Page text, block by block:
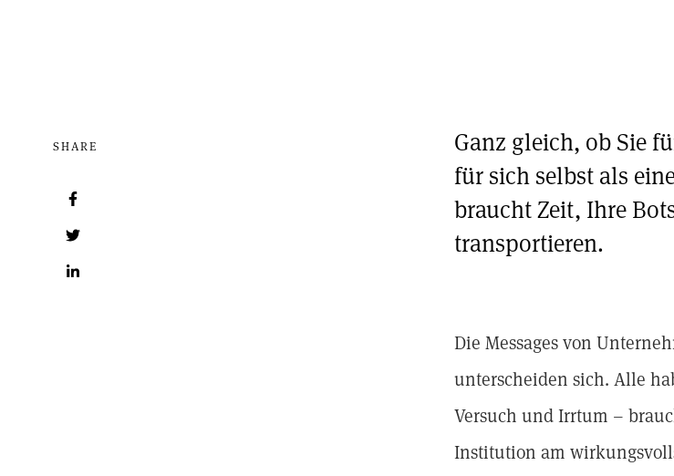
SHARE
Ganz gleich, ob Sie
für sich selbst als
braucht Zeit, Ihre
transportieren.
Die Messages von
unterscheiden sich. Alle
Versuch und Irrtum –
Institution am